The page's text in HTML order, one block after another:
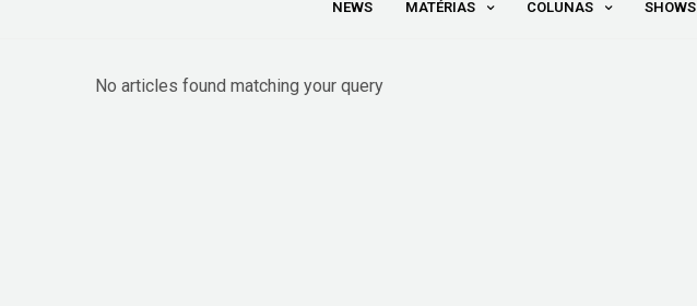
NEWS MATÉRIAS COLUNAS SHOWS
No articles found matching your query